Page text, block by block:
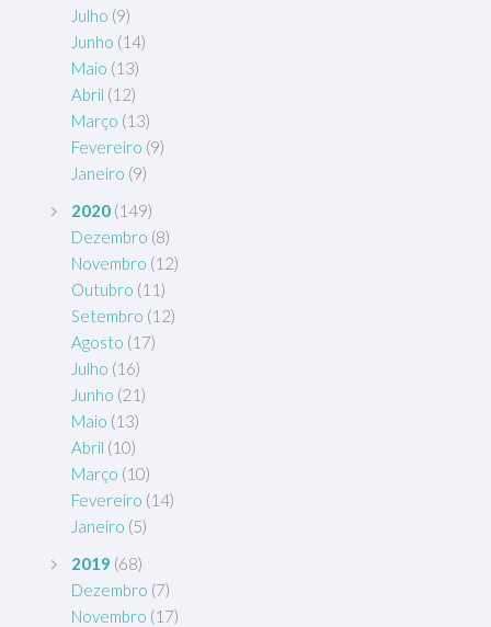
Julho (9)
Junho (14)
Maio (13)
Abril (12)
Março (13)
Fevereiro (9)
Janeiro (9)
2020 (149)
Dezembro (8)
Novembro (12)
Outubro (11)
Setembro (12)
Agosto (17)
Julho (16)
Junho (21)
Maio (13)
Abril (10)
Março (10)
Fevereiro (14)
Janeiro (5)
2019 (68)
Dezembro (7)
Novembro (17)